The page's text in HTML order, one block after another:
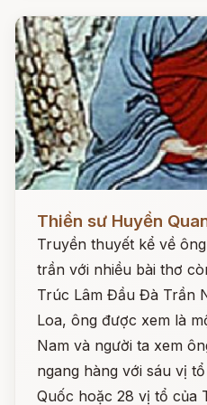
Đọc ngay
Thiền sư Huyền
Truyền thuyết kể về
trần với nhiều bài thơ
Trúc Lâm Đầu Đà Trần
Loa, ông được xem là
Nam và người ta xem
ngang hàng với sáu vị
Quốc hoặc 28 vị tổ của